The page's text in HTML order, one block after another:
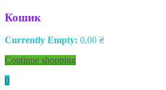
Кошик
Currently Empty: 0,00 ₴
Continue shopping
0